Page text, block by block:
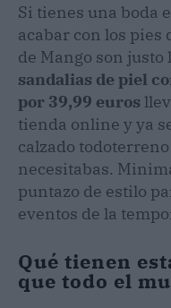
Si tienes una boda
acabar con los pies
de Mango son justo
sandalias de piel
por 39,99 euros
tienda online y ya
calzado
necesitabas.
puntazo de estilo
eventos de la
Qué tienen
que todo el